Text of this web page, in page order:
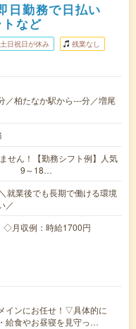
日勤務で日払い
など
土日祝日が休み 残業なし
／柏たなか駅から---分／増尾
せん！【勤務シフト例】人気
9～18…
就業後でも長期で働ける環境
／
収例：時給1700円
インにお任せ！▽具体的に
給食やお昼寝を見守っ…